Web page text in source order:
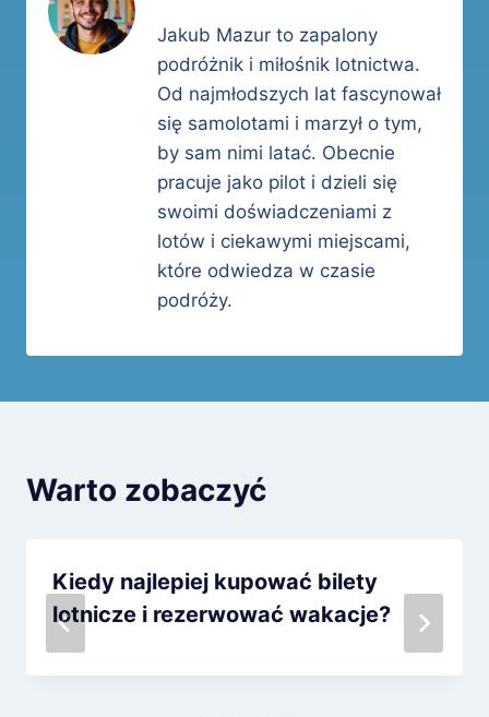
Jakub Mazur to zapalony
podróżnik i miłośnik lotnictwa.
Od najmłodszych lat fascynował
się samolotami i marzył o tym,
by sam nimi latać. Obecnie
pracuje jako pilot i dzieli się
swoimi doświadczeniami z
lotów i ciekawymi miejscami,
które odwiedza w czasie
podróży.
Warto zobaczyć
Kiedy najlepiej kupować bilety
lotnicze i rezerwować wakacje?